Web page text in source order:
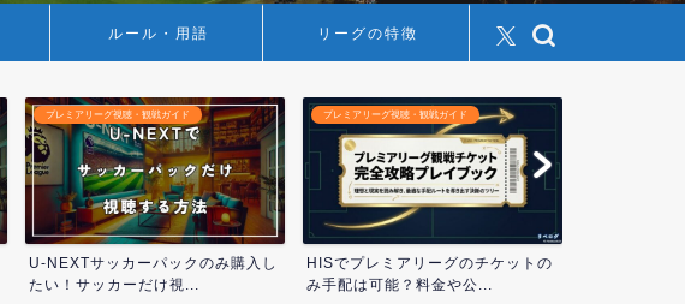
ルール・用語 リーグの特徴
プレミアリーグ視聴・観戦ガイド
U-NEXTサッカーパックのみ購入し
たい！サッカーだけ視...
プレミアリーグ視聴・観戦ガイド
HISでプレミアリーグのチケットの
み手配は可能？料金や公...